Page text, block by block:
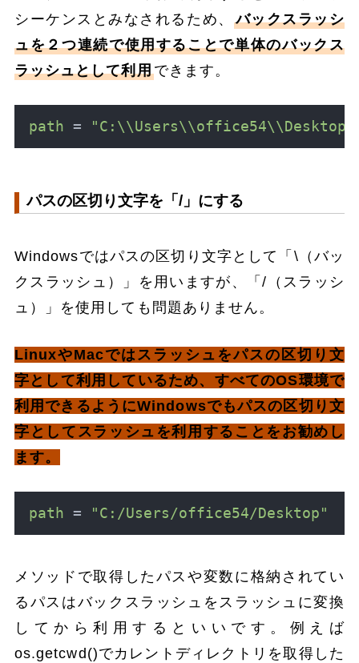
シーケンスとみなされるため、 バックスラッシ
ュを２つ連続で使用することで単体のバックス
ラッシュとして利用できます。
path = "C:\\Users\\office54\\Desktop"
パスの区切り文字を「/」にする
Windowsではパスの区切り文字として「\（バッ
クスラッシュ）」を用いますが、「/（スラッシ
ュ）」を使用しても問題ありません。
LinuxやMacではスラッシュをパスの区切り文
字として利用しているため、すべてのOS環境で
利用できるようにWindowsでもパスの区切り文
字としてスラッシュを利用することをお勧めし
ます。
path = "C:/Users/office54/Desktop"
メソッドで取得したパスや変数に格納されてい
るパスはバックスラッシュをスラッシュに変換
してから利用するといいです。例えば
os.getcwd()でカレントディレクトリを取得した